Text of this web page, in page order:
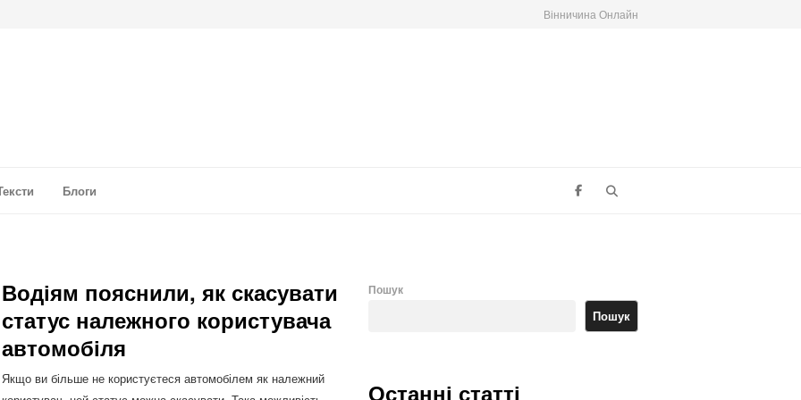
Вінничина Онлайн
Блоги
Водіям пояснили, як скасувати
статус належного користувача
автомобіля
Якщо ви більше не користуєтеся автомобілем як належний
Пошук
Пошук
Останні статті